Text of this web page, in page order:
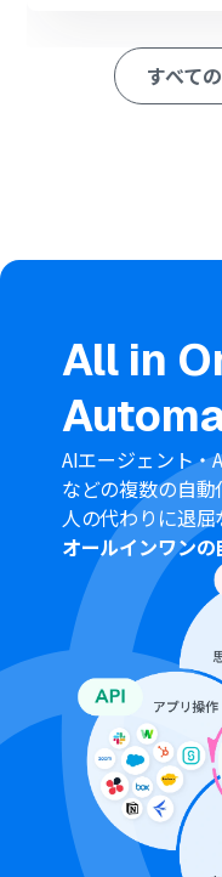
■このワークフローの
さい。
Gmail、Googleカ
てください。
トリガーは5分、
間隔を選択できま
プランによって最
ください。
ダウンロード可能
す。アプリの仕様
あるので、ご注意
トリガー、各オ
ル容量の詳細は「
照ください。
すべて
All in
AIエージェント・
などの複数の自動
人の代わりに退
オールインワン